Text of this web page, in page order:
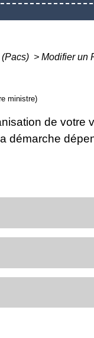
> Modifier un
ministre)
de
démarche